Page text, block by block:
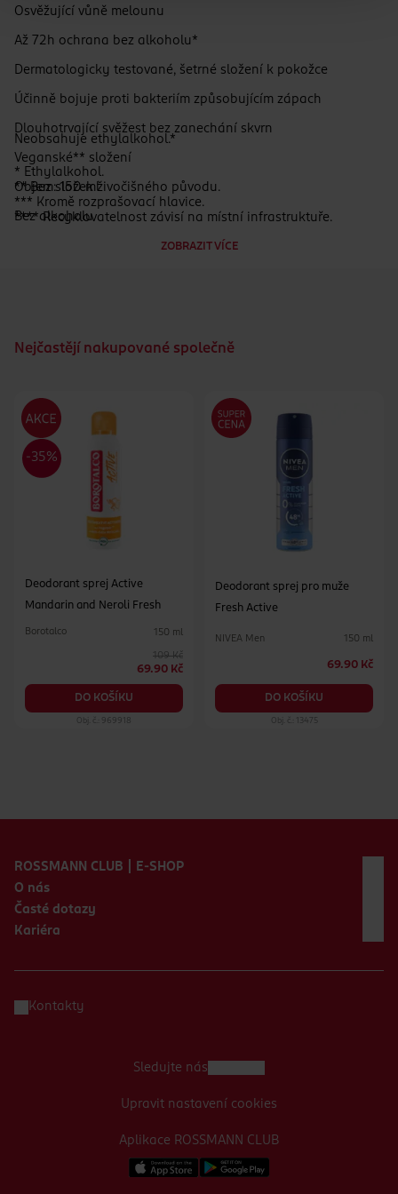
Osvěžující vůně melounu
Až 72h ochrana bez alkoholu*
Dermatologicky testované, šetrné složení k pokožce
Účinně bojuje proti bakteriím způsobujícím zápach
Dlouhotrvající svěžest bez zanechání skvrn
Veganské** složení
Objem: 150 ml
Bez alkoholu
Neobsahuje ethylalkohol.*
* Ethylalkohol.
** Bez složek živočišného původu.
*** Kromě rozprašovací hlavice.
**** Recyklovatelnost závisí na místní infrastruktuře.
ZOBRAZIT VÍCE
Nejčastějí nakupované společně
Deodorant sprej Active
Mandarin and Neroli Fresh
Borotalco 150 ml
109 Kč
69.90 Kč
DO KOŠÍKU
Obj. č.: 969918
Deodorant sprej pro muže
Fresh Active
NIVEA Men 150 ml
69.90 Kč
DO KOŠÍKU
Obj. č.: 13475
ROSSMANN CLUB | E-SHOP
O nás
Časté dotazy
Kariéra
Kontakty
Aplikace ROSSMANN CLUB
Sledujte nás
Upravit nastavení cookies